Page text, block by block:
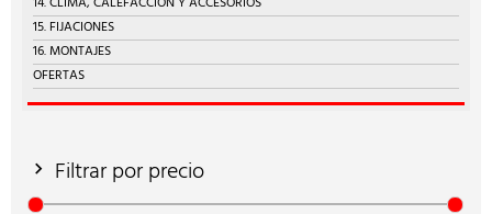
15. FIJACIONES
16. MONTAJES
OFERTAS
Filtrar por precio